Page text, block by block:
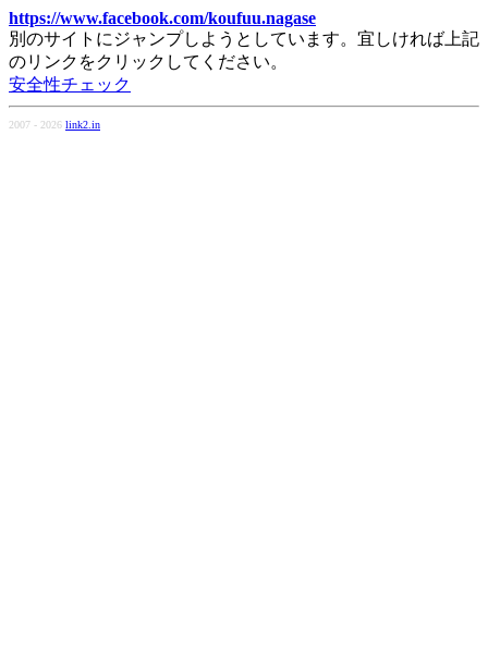
https://www.facebook.com/koufuu.nagase
別のサイトにジャンプしようとしています。宜しければ上記
のリンクをクリックしてください。
安全性チェック
2007 - 2026 link2.in